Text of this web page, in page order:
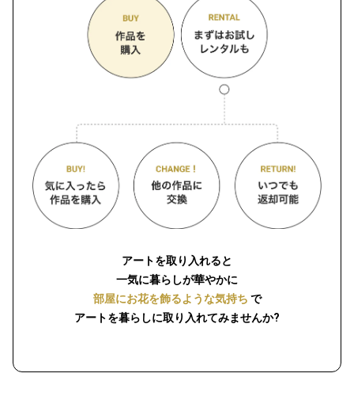
アートを取り入れると
一気に暮らしが華やかに
部屋にお花を飾るような気持ち で
アートを暮らしに取り入れてみませんか?